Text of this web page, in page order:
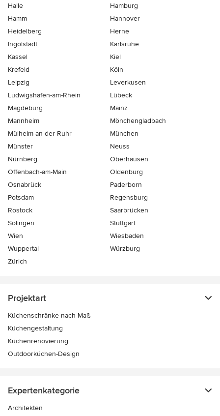
Halle
Hamburg
Hamm
Hannover
Heidelberg
Herne
Ingolstadt
Karlsruhe
Kassel
Kiel
Krefeld
Köln
Leipzig
Leverkusen
Ludwigshafen-am-Rhein
Lübeck
Magdeburg
Mainz
Mannheim
Mönchen­gladbach
Mülheim-an-der-Ruhr
München
Münster
Neuss
Nürnberg
Oberhausen
Offenbach-am-Main
Oldenburg
Osnabrück
Paderborn
Potsdam
Regensburg
Rostock
Saarbrücken
Solingen
Stuttgart
Wien
Wiesbaden
Wuppertal
Würzburg
Zürich
Projektart
Küchenschränke nach Maß
Küchengestaltung
Küchenrenovierung
Outdoorküchen-Design
Expertenkategorie
Architekten